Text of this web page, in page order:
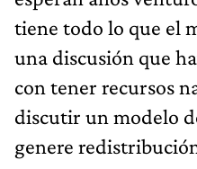
tiene todo lo que el
una discusión que
con tener recursos
discutir un modelo
genere